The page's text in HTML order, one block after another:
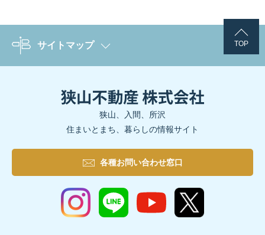
TOP
サイトマップ
狭山、入間、所沢
住まいとまち、暮らしの情報サイト
各種お問い合わせ窓口